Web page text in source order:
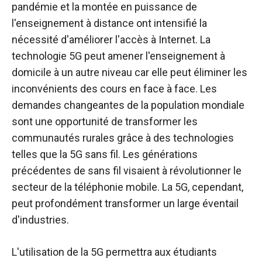
pandémie et la montée en puissance de
l'enseignement à distance ont intensifié la
nécessité d'améliorer l'accès à Internet. La
technologie 5G peut amener l'enseignement à
domicile à un autre niveau car elle peut éliminer les
inconvénients des cours en face à face. Les
demandes changeantes de la population mondiale
sont une opportunité de transformer les
communautés rurales grâce à des technologies
telles que la 5G sans fil. Les générations
précédentes de sans fil visaient à révolutionner le
secteur de la téléphonie mobile. La 5G, cependant,
peut profondément transformer un large éventail
d'industries.
L'utilisation de la 5G permettra aux étudiants